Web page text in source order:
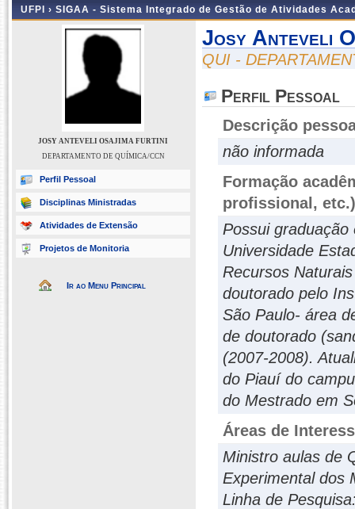
UFPI › SIGAA - Sistema Integrado de Gestão de Atividades
JOSY ANTEVELI OSAJIMA FURTINI
DEPARTAMENTO DE QUÍMICA/CCN
Perfil Pessoal
Disciplinas Ministradas
Atividades de Extensão
Projetos de Monitoria
Ir ao Menu Principal
Josy Anteveli
QUI -
Perfil Pessoal
Descrição
não informada
Formação
profissional, etc.)
Possui
Universidade
Recursos
doutorado pelo
São Paulo- área
de doutorado
(2007-2008).
do Piauí do
do Mestrado em
Áreas de
Ministro aulas de
Experimental dos
Linha de